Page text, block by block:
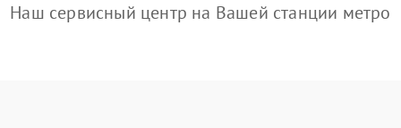
Наш сервисный центр на Вашей станции метро